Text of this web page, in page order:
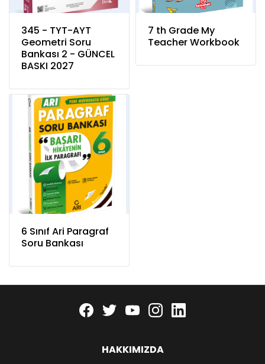
345 - TYT-AYT
Geometri Soru
Bankası 2 - GÜNCEL
BASKI 2027
7 th Grade My
Teacher Workbook
6 Sınıf Ari Paragraf
Soru Bankası
Facebook
twitteryoutubeinstagram
HAKKIMIZDA